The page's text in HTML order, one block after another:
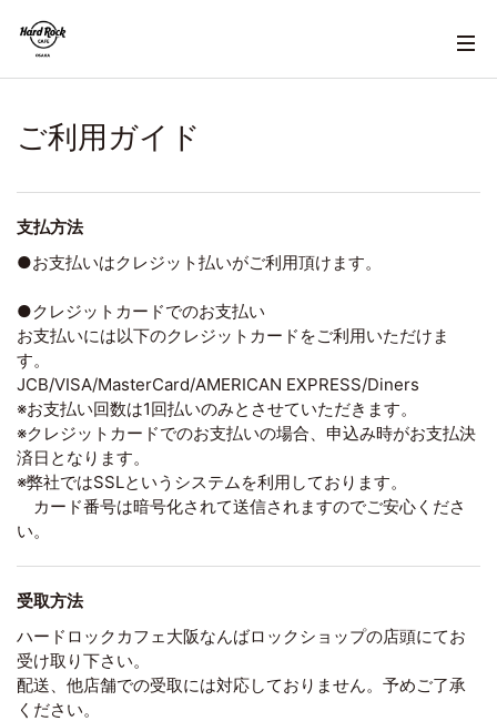
ご利用ガイド
支払方法
●お支払いはクレジット払いがご利用頂けます。
●クレジットカードでのお支払い
お支払いには以下のクレジットカードをご利用いただけま
す。
JCB/VISA/MasterCard/AMERICAN EXPRESS/Diners
※お支払い回数は1回払いのみとさせていただきます。
※クレジットカードでのお支払いの場合、申込み時がお支払決
済日となります。
※弊社ではSSLというシステムを利用しております。
カード番号は暗号化されて送信されますのでご安心くださ
い。
受取方法
ハードロックカフェ大阪なんばロックショップの店頭にてお
受け取り下さい。
配送、他店舗での受取には対応しておりません。予めご了承
ください。